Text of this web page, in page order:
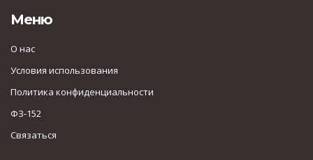
Меню
О нас
Условия использования
Политика конфиденциальности
ФЗ-152
Связаться